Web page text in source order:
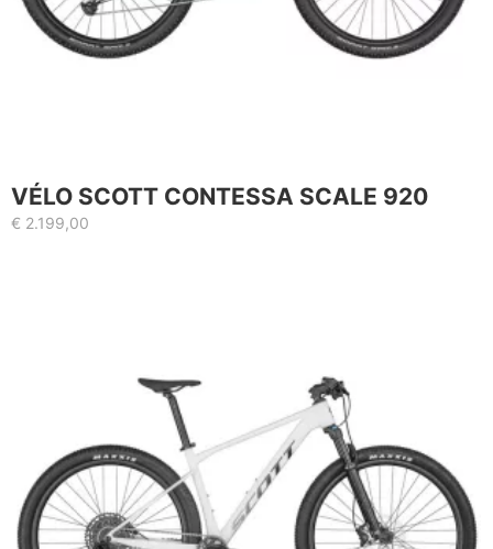
VÉLO SCOTT CONTESSA SCALE 920
€ 2.199,00